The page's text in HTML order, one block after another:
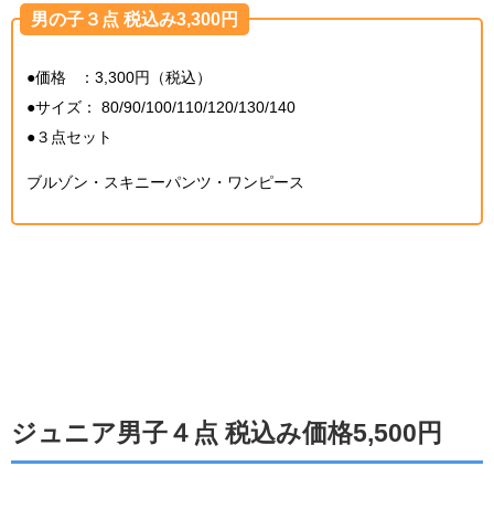
男の子３点 税込み3,300円
●価格 ：3,300円（税込）
●サイズ： 80/90/100/110/120/130/140
●３点セット
ブルゾン・スキニーパンツ・ワンピース
ジュニア男子４点 税込み価格5,500円